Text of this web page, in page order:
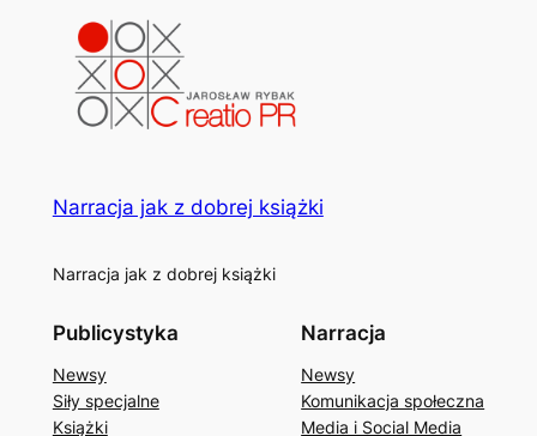
Narracja jak z dobrej książki
Narracja jak z dobrej książki
Publicystyka
Newsy
Siły specjalne
Książki
Narracja
Newsy
Komunikacja społeczna
Media i Social Media